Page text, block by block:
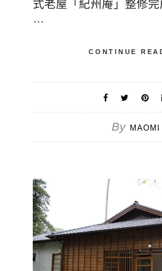
式老屋「紀州庵」整修
…
CONTINUE
By MAOMI